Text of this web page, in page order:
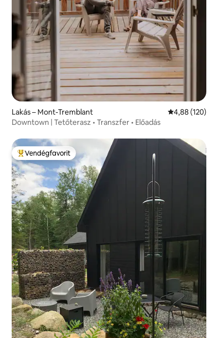
Lakás – Mont-Tremblant Átlagos
4,88 (120)
Downtown | Tetőterasz • Transzfer • Előadás
Kiemelt vendégfavorit
Vendégfavorit